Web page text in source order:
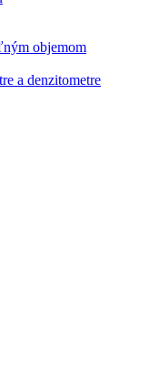
objemom
a denzitometre